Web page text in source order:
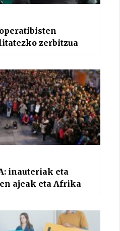
zerbitzua
inauteriak eta
ajeak eta Afrika